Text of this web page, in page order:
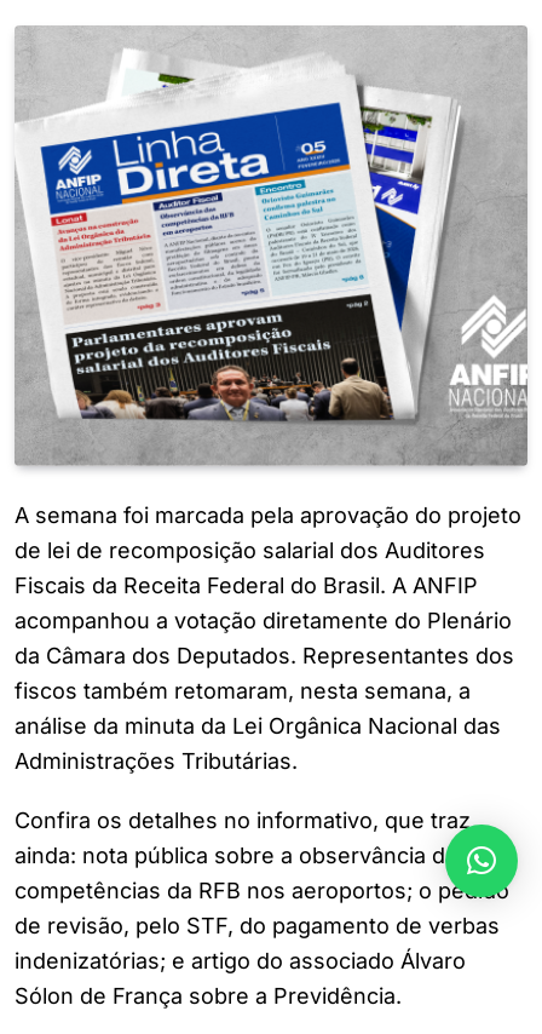
A semana foi marcada pela aprovação do projeto
de lei de recomposição salarial dos Auditores
Fiscais da Receita Federal do Brasil. A ANFIP
acompanhou a votação diretamente do Plenário
da Câmara dos Deputados. Representantes dos
fiscos também retomaram, nesta semana, a
análise da minuta da Lei Orgânica Nacional das
Administrações Tributárias.
Confira os detalhes no informativo, que traz
ainda: nota pública sobre a observância das
competências da RFB nos aeroportos; o pedido
de revisão, pelo STF, do pagamento de verbas
indenizatórias; e artigo do associado Álvaro
Sólon de França sobre a Previdência.